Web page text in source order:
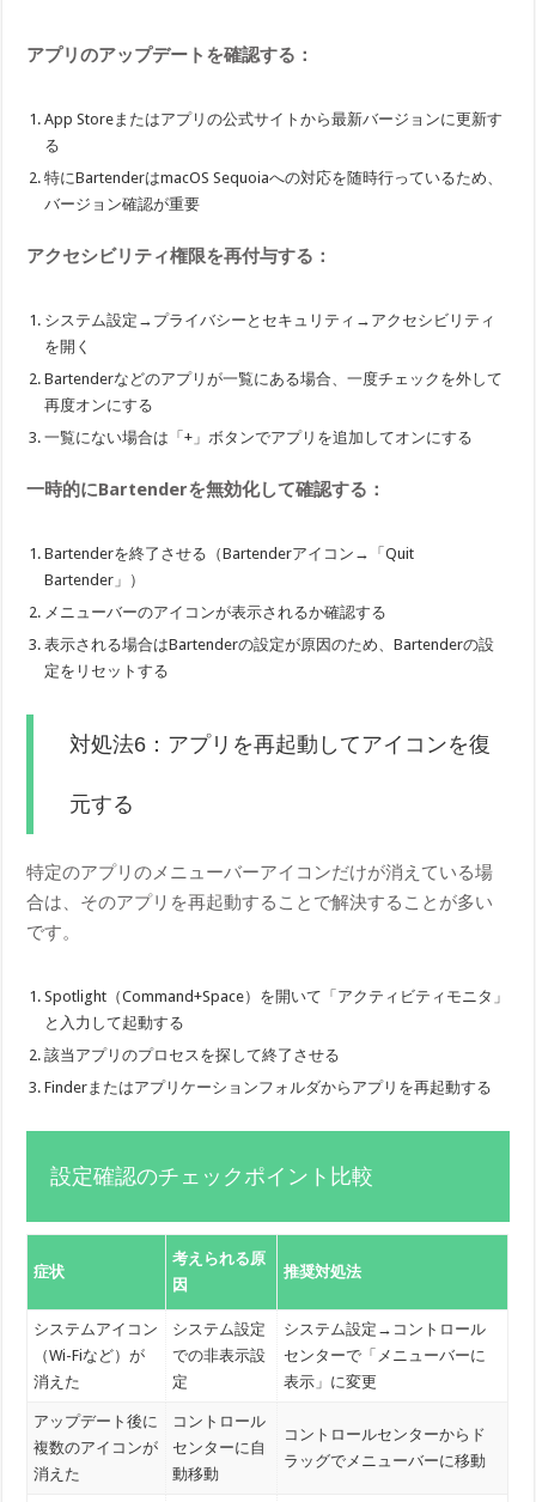
アプリのアップデートを確認する：
App Storeまたはアプリの公式サイトから最新バージョンに更新す
る
特にBartenderはmacOS Sequoiaへの対応を随時行っているため、
バージョン確認が重要
アクセシビリティ権限を再付与する：
システム設定→プライバシーとセキュリティ→アクセシビリティ
を開く
Bartenderなどのアプリが一覧にある場合、一度チェックを外して
再度オンにする
一覧にない場合は「+」ボタンでアプリを追加してオンにする
一時的にBartenderを無効化して確認する：
Bartenderを終了させる（Bartenderアイコン→「Quit
Bartender」）
メニューバーのアイコンが表示されるか確認する
表示される場合はBartenderの設定が原因のため、Bartenderの設
定をリセットする
対処法6：アプリを再起動してアイコンを復
元する
特定のアプリのメニューバーアイコンだけが消えている場
合は、そのアプリを再起動することで解決することが多い
です。
Spotlight（Command+Space）を開いて「アクティビティモニタ」
と入力して起動する
該当アプリのプロセスを探して終了させる
Finderまたはアプリケーションフォルダからアプリを再起動する
設定確認のチェックポイント比較
症状
考えられる原
因
推奨対処法
システムアイコン
（Wi-Fiなど）が
消えた
システム設定
での非表示設
定
システム設定→コントロール
センターで「メニューバーに
表示」に変更
アップデート後に
複数のアイコンが
消えた
コントロール
センターに自
動移動
コントロールセンターからド
ラッグでメニューバーに移動